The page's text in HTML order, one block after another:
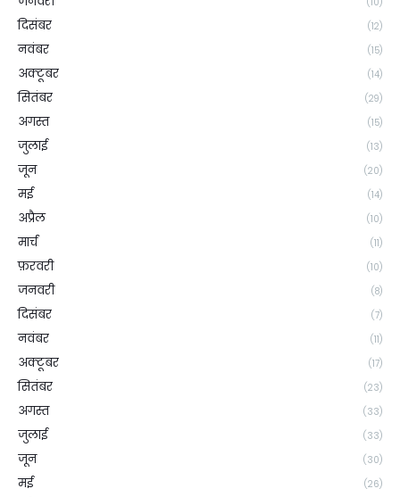
दिसंबर (12)
नवंबर (15)
अक्टूबर (14)
सितंबर (29)
अगस्त (15)
जुलाई (13)
जून (20)
मई (14)
अप्रैल (10)
मार्च (11)
फ़रवरी (10)
जनवरी (8)
दिसंबर (7)
नवंबर (11)
अक्टूबर (17)
सितंबर (23)
अगस्त (33)
जुलाई (33)
जून (30)
मई (26)